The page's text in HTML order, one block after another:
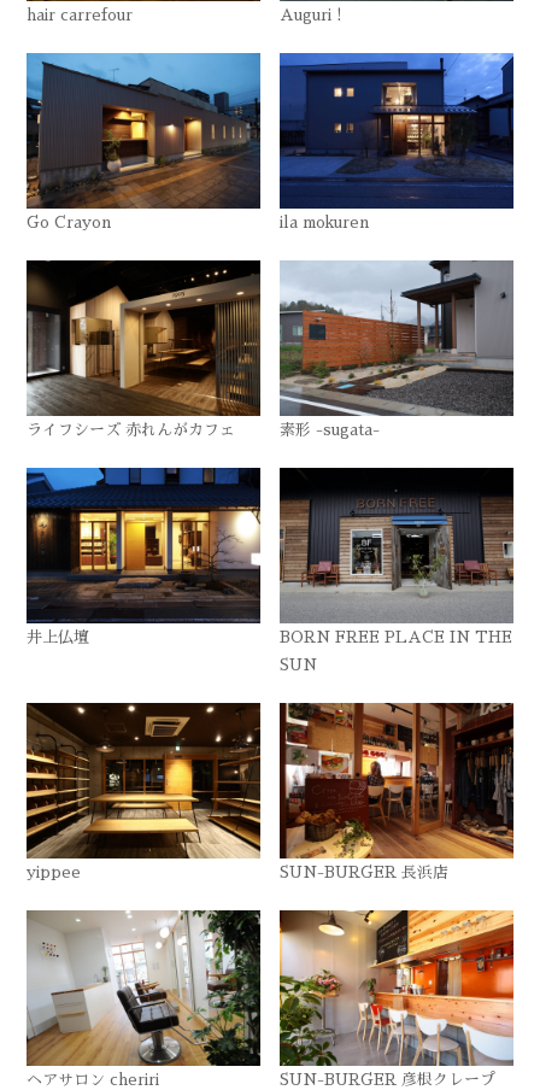
hair carrefour Auguri !
Go Crayon ila mokuren
ライフシーズ 赤れんがカフェ 素形 -sugata-
井上仏壇
BORN FREE PLACE IN THE
SUN
yippee SUN-BURGER 長浜店
ヘアサロン cheriri SUN-BURGER 彦根クレープ